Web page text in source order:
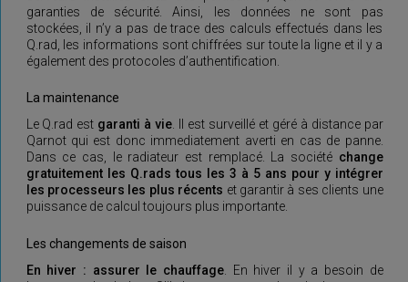
garanties de sécurité. Ainsi, les données ne sont pas
stockées, il n’y a pas de trace des calculs effectués dans les
Q.rad, les informations sont chiffrées sur toute la ligne et il y a
également des protocoles d’authentification.
La maintenance
Le Q.rad est garanti à vie . Il est surveillé et géré à distance par
Qarnot qui est donc immediatement averti en cas de panne.
Dans ce cas, le radiateur est remplacé. La société change
gratuitement les Q.rads tous les 3 à 5 ans pour y intégrer
les processeurs les plus récents et garantir à ses clients une
puissance de calcul toujours plus importante.
Les changements de saison
En hiver : assurer le chauffage. En hiver il y a besoin de